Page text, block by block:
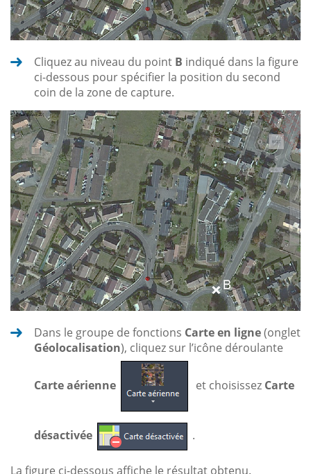
Cliquez au niveau du point B indiqué dans la figure
ci-dessous pour spécifier la position du second
coin de la zone de capture.
Dans le groupe de fonctions Carte en ligne(onglet
Géolocalisation), cliquez sur l’icône déroulante
Carte aérienne et choisissez Carte
désactivée .
La figure ci-dessous affiche le résultat obtenu.